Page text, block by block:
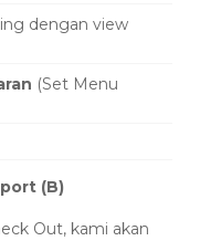
dengan view
(Set Menu
(B)
Out, kami akan